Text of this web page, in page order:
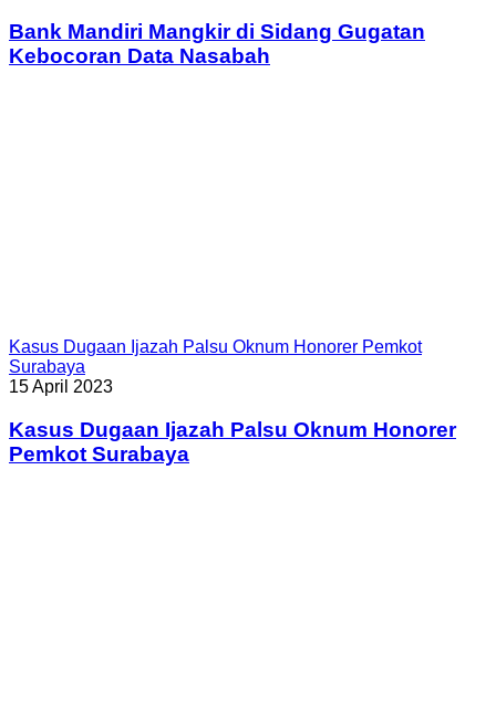
Bank Mandiri Mangkir di Sidang Gugatan
Kebocoran Data Nasabah
Kasus Dugaan Ijazah Palsu Oknum Honorer Pemkot
Surabaya
15 April 2023
Kasus Dugaan Ijazah Palsu Oknum Honorer
Pemkot Surabaya